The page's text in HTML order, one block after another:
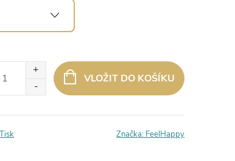
VLOŽIT DO KOŠÍKU
Tisk Značka: FeelHappy